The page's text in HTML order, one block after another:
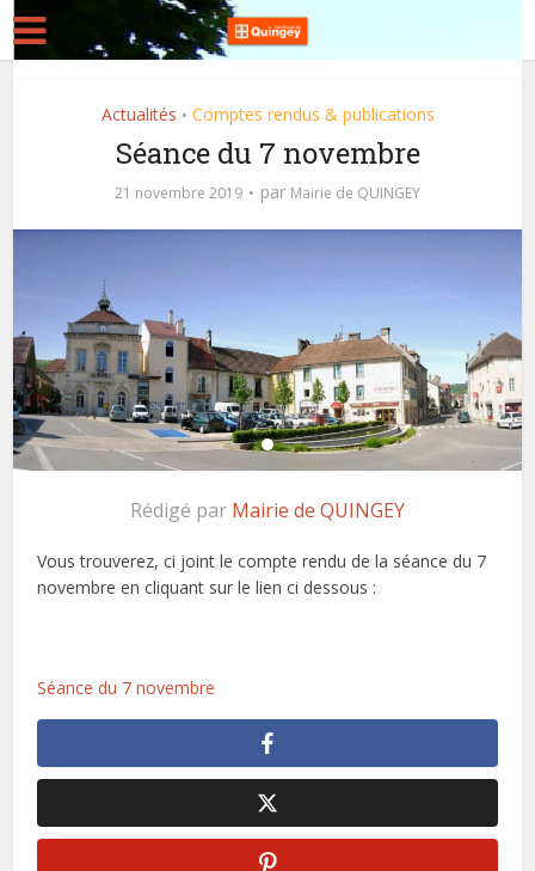
Actualités • Comptes rendus & publications
Séance du 7 novembre
21 novembre 2019 par Mairie de QUINGEY
Rédigé par Mairie de QUINGEY
Vous trouverez, ci joint le compte rendu de la séance du 7
novembre en cliquant sur le lien ci dessous :
Séance du 7 novembre